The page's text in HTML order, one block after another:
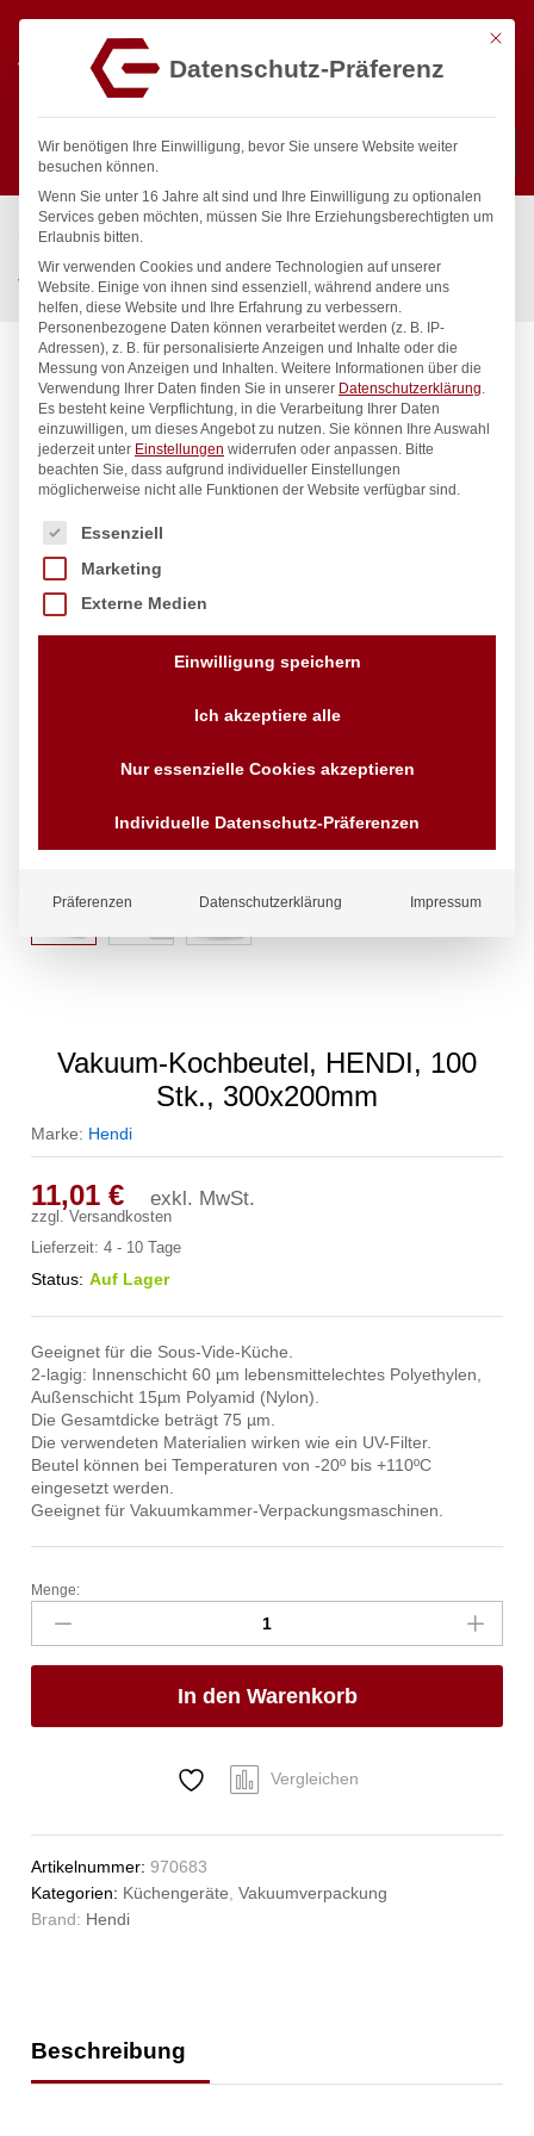
Suchen
Start / Gastronomiebedarf & Gastro Geräte für Profis
Küchengeräte
Vakuumverpackung
/
Vakuum-Kochbeutel, HENDI, 100 Stk., 300x200mm
Vakuum-Kochbeutel, HENDI, 100
Stk., 300x200mm
Marke: Hendi
11,01€ exkl. MwSt.
zzgl.Versandkosten
Lieferzeit:4 - 10 Tage
Status: Auf Lager
Geeignet für die Sous-Vide-Küche.
2-lagig: Innenschicht 60 µm lebensmittelechtes Polyethylen,
Außenschicht 15µm Polyamid (Nylon).
Die Gesamtdicke beträgt 75 µm.
Die verwendeten Materialien wirken wie ein UV-Filter.
Beutel können bei Temperaturen von -20º bis +110ºC
eingesetzt werden.
Geeignet für Vakuumkammer-Verpackungsmaschinen.
Vakuum-
Kochbeutel,
HENDI,
100
300x200mm
Menge:
In den Warenkorb
Vergleichen
Artikelnummer:970683
Kategorien: Küchengeräte ,Vakuumverpackung
Brand: Hendi
Beschreibung
Mit
Datenschutz-Präferenz
Wir benötigen Ihre Einwilligung, bevor Sie unsere Website weiter
besuchen können.
Wenn Sie unter 16 Jahre alt sind und Ihre Einwilligung zu optionalen
Services geben möchten, müssen Sie Ihre Erziehungsberechtigten um
Erlaubnis bitten.
Wir verwenden Cookies und andere Technologien auf unserer
Website. Einige von ihnen sind essenziell, während andere uns
helfen, diese Website und Ihre Erfahrung zu verbessern.
Personenbezogene Daten können verarbeitet werden (z. B. IP-
Adressen), z. B. für personalisierte Anzeigen und Inhalte oder die
Messung von Anzeigen und Inhalten. Weitere Informationen über die
Verwendung Ihrer Daten finden Sie in unserer Datenschutzerklärung.
Es besteht keine Verpflichtung, in die Verarbeitung Ihrer Daten
einzuwilligen, um dieses Angebot zu nutzen. Sie können Ihre Auswahl
jederzeit unter Einstellungen widerrufen oder anpassen. Bitte
beachten Sie, dass aufgrund individueller Einstellungen
möglicherweise nicht alle Funktionen der Website verfügbar sind.
Es folgt eine Liste der Service-Gruppen, für die eine
Essenziell
Marketing
Externe Medien
Einwilligung speichern
Ich akzeptiere alle
Nur essenzielle Cookies akzeptieren
Individuelle Datenschutz-Präferenzen
Präferenzen Datenschutzerklärung Impressum